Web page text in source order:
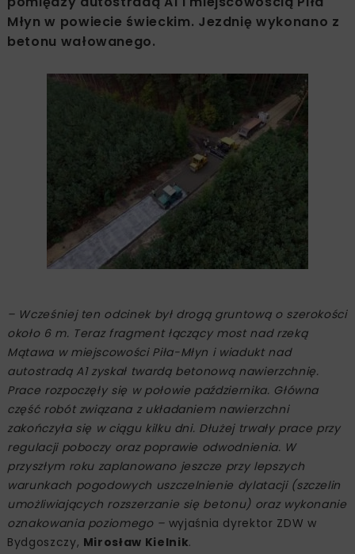
Młyn w powiecie świeckim. Jezdnię wykonano z
betonu wałowanego.
– Wcześniej ten odcinek był drogą gruntową o szerokości
około 6 m. Teraz fragment łączący most nad rzeką
Mątawa w miejscowości Piła-Młyn i wiadukt nad
autostradą A1 zyskał twardą betonową nawierzchnię.
Prace rozpoczęły się w połowie października. Główna
część robót związana z układaniem nawierzchni
zakończyła się w ciągu kilku dni. Dłużej trwały prace przy
regulacji poboczy oraz poprawie odwodnienia. W
przyszłym roku zaplanowano jeszcze przy lepszych
warunkach pogodowych uszczelnienie dylatacji (szczelin
umożliwiających rozszerzanie się betonu) oraz wykonanie
oznakowania poziomego –wyjaśnia dyrektor ZDW w
Bydgoszczy, Mirosław Kielnik.